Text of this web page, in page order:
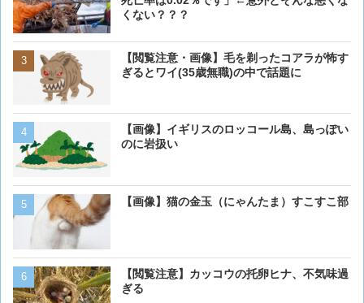
くない？？？
【閲覧注意・画像】毛を剃ったコアラが怖す
ぎるとワイ(35歳無職)の中で話題に
【画像】イギリスのロッコール島、島っぽい
のに岩扱い
【画像】猫の金玉（にゃんたま）すこすこ部
【閲覧注意】カッコウの托卵ヒナ、不気味過
ぎる
【画像】 アメリカのケー
ダーメイドで作成したケー
【動画】男性、ロバにちょ
ベーリング海のカニ漁「月
【動画】虎さん、飼い慣ら